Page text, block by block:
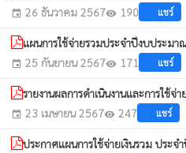
event 26 ธันวาคม 2567visibility 190 แชร์
แผนการใช้จ่ายรวมประจำปีงบประม
event 25 กันยายน 2567visibility 171 แชร์
รายงานผลการดำเนินงานและการใ
event 23 เมษายน 2567visibility 247 แชร์
ประกาศแผนการใช้จ่ายเงินรวม ประ